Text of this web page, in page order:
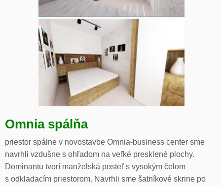
Omnia spálňa
priestor spálne v novostavbe Omnia-business center sme
navrhli vzdušne s ohľadom na veľké presklené plochy.
Dominantu tvorí manželská posteľ s vysokým čelom
s odkladacím priestorom. Navrhli sme šatníkové skrine po